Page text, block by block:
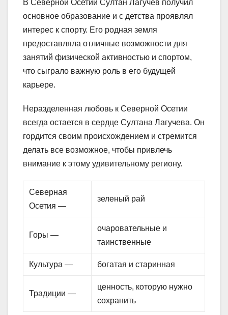
В Северной Осетии Султан Лагучев получил
основное образование и с детства проявлял
интерес к спорту. Его родная земля
предоставляла отличные возможности для
занятий физической активностью и спортом,
что сыграло важную роль в его будущей
карьере.
Неразделенная любовь к Северной Осетии
всегда остается в сердце Султана Лагучева. Он
гордится своим происхождением и стремится
делать все возможное, чтобы привлечь
внимание к этому удивительному региону.
Северная
Осетия —
зеленый рай
Горы —
очаровательные и
таинственные
Культура — богатая и старинная
Традиции —
ценность, которую нужно
сохранить